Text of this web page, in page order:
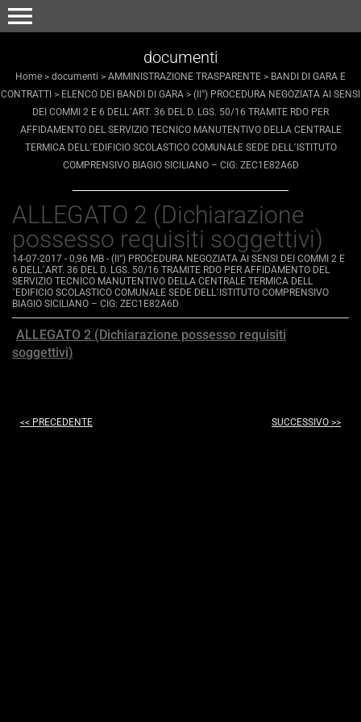
menu
documenti
Home > documenti > AMMINISTRAZIONE TRASPARENTE > BANDI DI GARA E
CONTRATTI > ELENCO DEI BANDI DI GARA > (II°) PROCEDURA NEGOZIATA AI SENSI
DEI COMMI 2 E 6 DELL´ART. 36 DEL D. LGS. 50/16 TRAMITE RDO PER
AFFIDAMENTO DEL SERVIZIO TECNICO MANUTENTIVO DELLA CENTRALE
TERMICA DELL´EDIFICIO SCOLASTICO COMUNALE SEDE DELL´ISTITUTO
COMPRENSIVO BIAGIO SICILIANO – CIG: ZEC1E82A6D
ALLEGATO 2 (Dichiarazione
possesso requisiti soggettivi)
14-07-2017 - 0,96 MB - (II°) PROCEDURA NEGOZIATA AI SENSI DEI COMMI 2 E
6 DELL´ART. 36 DEL D. LGS. 50/16 TRAMITE RDO PER AFFIDAMENTO DEL
SERVIZIO TECNICO MANUTENTIVO DELLA CENTRALE TERMICA DELL
´EDIFICIO SCOLASTICO COMUNALE SEDE DELL´ISTITUTO COMPRENSIVO
BIAGIO SICILIANO – CIG: ZEC1E82A6D
ALLEGATO 2 (Dichiarazione possesso requisiti
soggettivi)
<< PRECEDENTE SUCCESSIVO >>